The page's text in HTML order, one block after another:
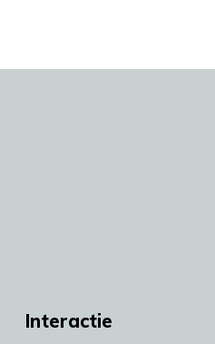
Interactie